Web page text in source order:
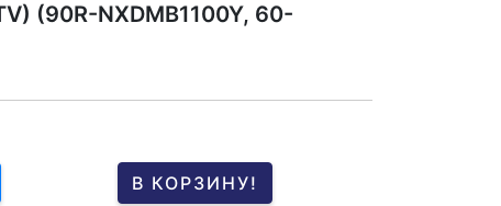
(90R-NXDMB1100Y, 60-
В КОРЗИНУ!